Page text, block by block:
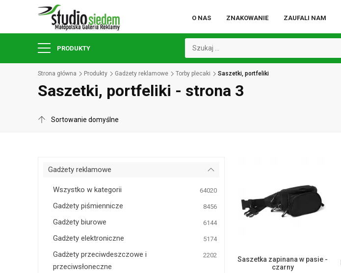
O NAS ZNAKOWANIE ZAUFALI NAM
PRODUKTY
Strona główna Produkty Gadżety reklamowe Torby plecaki Saszetki, portfeliki
Saszetki, portfeliki - strona 3
Gadżety reklamowe
Wszystko w kategorii 64020
Gadżety piśmiennicze 8456
Gadżety biurowe 6144
Gadżety elektroniczne 5174
Gadżety przeciwdeszczowe i
przeciwsłoneczne
2202
Saszetka zapinana w pasie -
czarny